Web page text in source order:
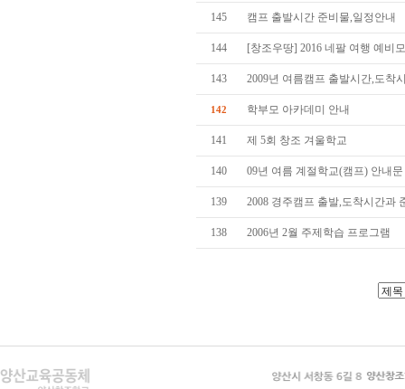
145 캠프 출발시간 준비물,일정안내
144 [창조우땅] 2016 네팔 여행 예비
143 2009년 여름캠프 출발시간,도착
142 학부모 아카데미 안내
141 제 5회 창조 겨울학교
140 09년 여름 계절학교(캠프) 안내
139 2008 경주캠프 출발,도착시간과
138 2006년 2월 주제학습 프로그램